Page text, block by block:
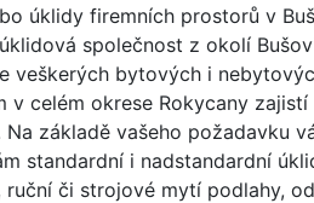
úklidy firemních prostorů v
společnost z okolí
veškerých bytových i
v celém okrese Rokycany
základě vašeho požadavku
standardní i nadstandardní
či strojové mytí podlahy,